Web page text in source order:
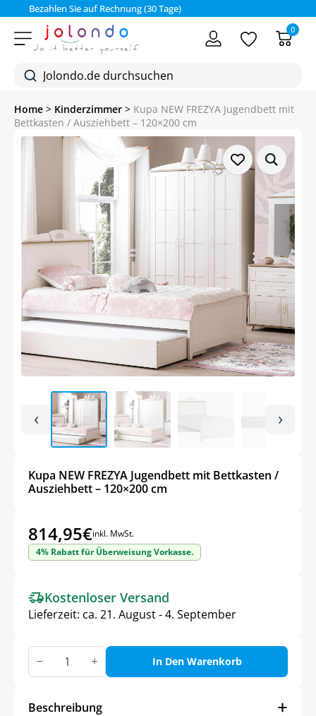
Bezahlen Sie auf Rechnung (30 Tage)
0
Home > Kinderzimmer > Kupa NEW FREZYA Jugendbett mit
Bettkasten / Ausziehbett – 120×200 cm
‹ ›
Kupa NEW FREZYA Jugendbett mit Bettkasten /
Ausziehbett – 120×200 cm
814,95€inkl. MwSt.
4% Rabatt für Überweisung Vorkasse.
Kostenloser Versand
Lieferzeit: ca. 21. August - 4. September
Kupa
NEW
FREZYA
Bettkasten
In Den Warenkorb
Beschreibung